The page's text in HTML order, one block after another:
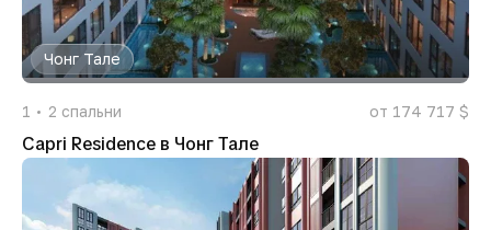
Чонг Тале
1 2 спальни от 174 717 $
Capri Residence в Чонг Тале